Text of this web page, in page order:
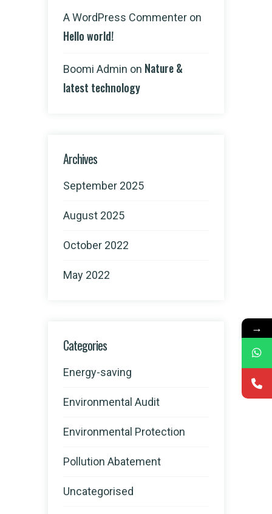
A WordPress Commenter on
Hello world!
Boomi Admin on Nature &
latest technology
Archives
September 2025
August 2025
October 2022
May 2022
Categories
Energy-saving
Environmental Audit
Environmental Protection
Pollution Abatement
Uncategorised
→